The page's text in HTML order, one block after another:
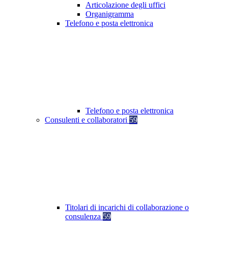
Articolazione degli uffici
Organigramma
Telefono e posta elettronica
Telefono e posta elettronica
Consulenti e collaboratori 59
Titolari di incarichi di collaborazione o
consulenza 59